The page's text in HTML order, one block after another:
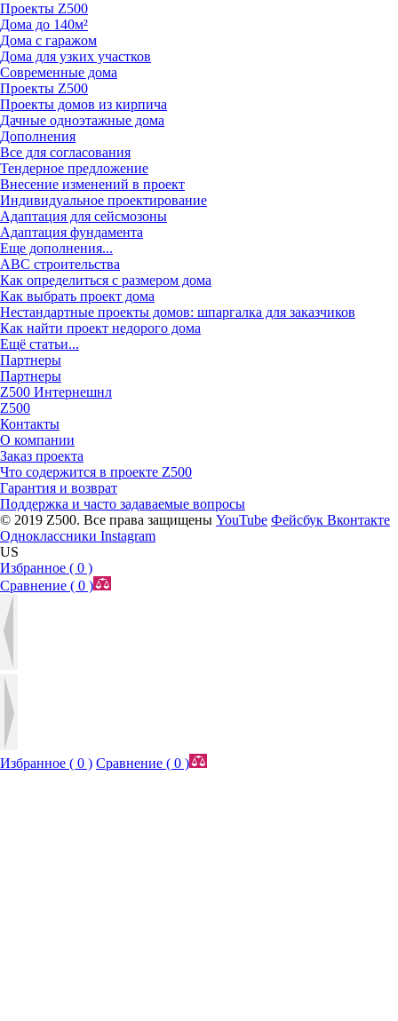
Проекты Z500
Дома до 140м²
Дома с гаражом
Дома для узких участков
Современные дома
Проекты Z500
Проекты домов из кирпича
Дачные одноэтажные дома
Дополнения
Все для согласования
Тендерное предложение
Внесение изменений в проект
Индивидуальное проектирование
Адаптация для сейсмозоны
Адаптация фундамента
Еще дополнения...
ABC строительства
Как определиться с размером дома
Как выбрать проект дома
Нестандартные проекты домов: шпаргалка для заказчиков
Как найти проект недорого дома
Ещё статьи...
Партнеры
Партнеры
Z500 Интернешнл
Z500
Контакты
О компании
Заказ проекта
Что содержится в проекте Z500
Гарантия и возврат
Поддержка и часто задаваемые вопросы
© 2019 Z500. Все права защищены YouTube Фейсбук Вконтакте
Одноклассники Instagram
US
Избранное ( 0 )
Сравнение ( 0 )
Избранное ( 0 ) Сравнение ( 0 )